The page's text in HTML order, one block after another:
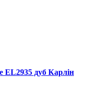
EL2935 дуб Карлін